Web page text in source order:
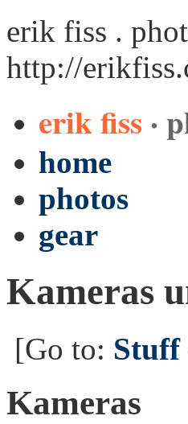
erik fiss .
http://
erik fiss ·
home
photos
gear
Kameras
[Go to: Stuff
Kameras